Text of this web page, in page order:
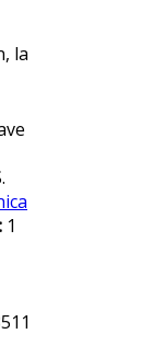
la
1